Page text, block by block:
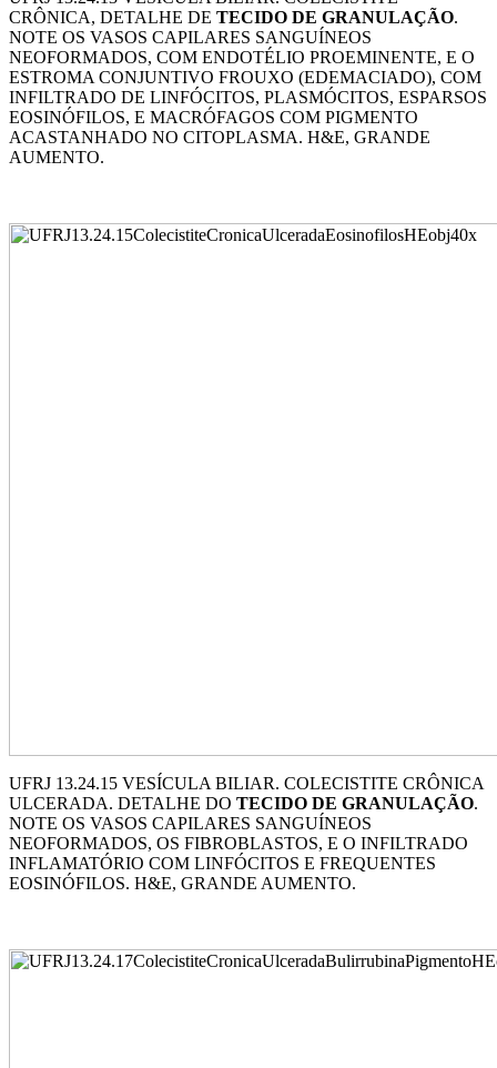
CRÔNICA, DETALHE DE TECIDO DE GRANULAÇÃO.
NOTE OS VASOS CAPILARES SANGUÍNEOS
NEOFORMADOS, COM ENDOTÉLIO PROEMINENTE, E O
ESTROMA CONJUNTIVO FROUXO (EDEMACIADO), COM
INFILTRADO DE LINFÓCITOS, PLASMÓCITOS, ESPARSOS
EOSINÓFILOS, E MACRÓFAGOS COM PIGMENTO
ACASTANHADO NO CITOPLASMA. H&E, GRANDE
AUMENTO.
UFRJ 13.24.15 VESÍCULA BILIAR. COLECISTITE CRÔNICA
ULCERADA. DETALHE DO TECIDO DE GRANULAÇÃO.
NOTE OS VASOS CAPILARES SANGUÍNEOS
NEOFORMADOS, OS FIBROBLASTOS, E O INFILTRADO
INFLAMATÓRIO COM LINFÓCITOS E FREQUENTES
EOSINÓFILOS. H&E, GRANDE AUMENTO.